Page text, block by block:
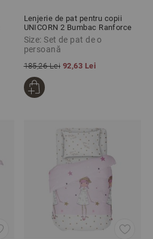
Lenjerie de pat pentru copii
UNICORN 2 Bumbac Ranforce
100% 3 piese
Size: Set de pat de o
persoană
185,26 Lei 92,63 Lei